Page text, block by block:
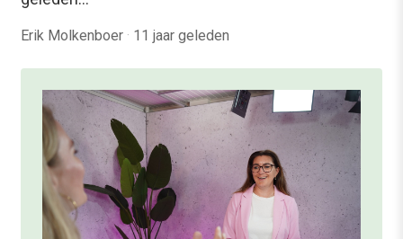
Erik Molkenboer · 11 jaar geleden